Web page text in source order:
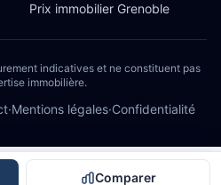
Comparer
Prix immobilier Grenoble
indicatives et ne constituent pas
immobilière.
·Mentions légales·Confidentialité